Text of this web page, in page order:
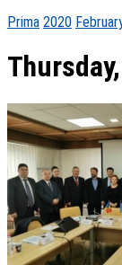
Prima 2020